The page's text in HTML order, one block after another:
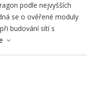
podle nejvyšších
se o ověřené moduly
budování sítí s